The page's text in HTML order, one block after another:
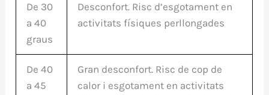
De 30
a 40
graus
Desconfort. Risc d’esgotament en
activitats físiques perllongades
De 40
a 45
Gran desconfort. Risc de cop de
calor i esgotament en activitats